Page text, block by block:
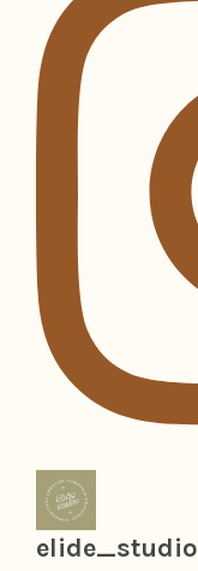
elide_studio